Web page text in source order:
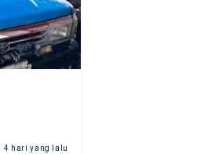
4 hari yang lalu